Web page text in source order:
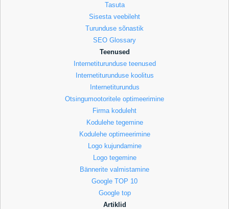
Tasuta
Sisesta veebileht
Turunduse sõnastik
SEO Glossary
Teenused
Internetiturunduse teenused
Internetiturunduse koolitus
Internetiturundus
Otsingumootoritele optimeerimine
Firma koduleht
Kodulehe tegemine
Kodulehe optimeerimine
Logo kujundamine
Logo tegemine
Bännerite valmistamine
Google TOP 10
Google top
Artiklid